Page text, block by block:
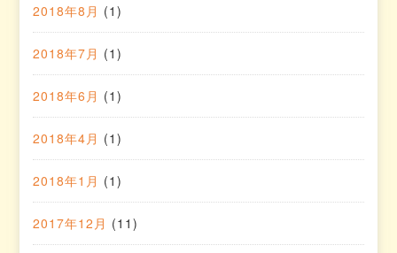
2018年8月 (1)
2018年7月 (1)
2018年6月 (1)
2018年4月 (1)
2018年1月 (1)
2017年12月 (11)